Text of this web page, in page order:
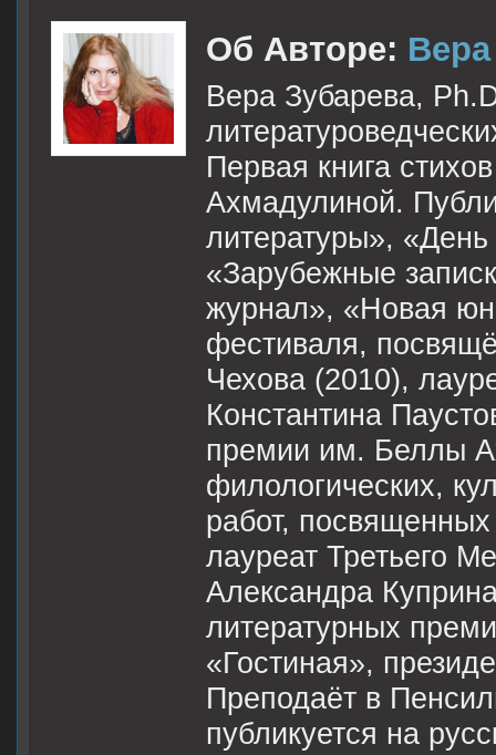
Об Авторе:
Вера Зубарева,
Первая книга
Ахмадулиной.
литературы»,
«Зарубежные
журнал», «Новая
фестиваля,
Чехова (2010),
Константина
премии им. Беллы
филологических,
работ,
лауреат Третьего
Александра
литературных
«Гостиная»,
Преподаёт в
публикуется на